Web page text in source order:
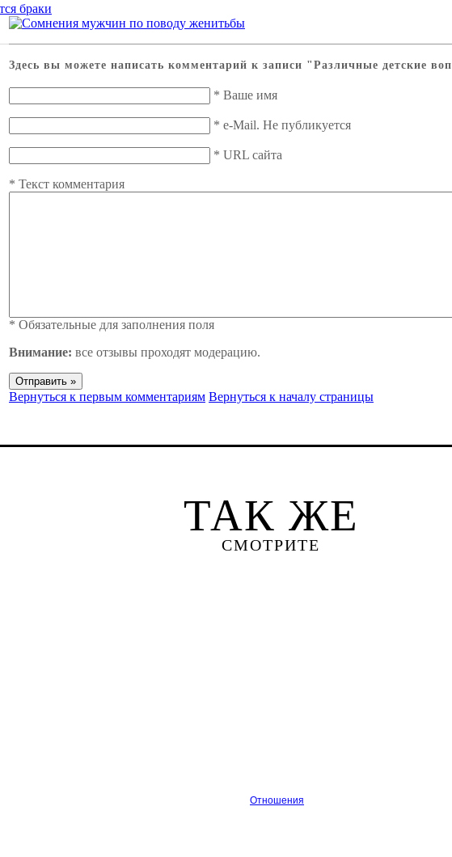
Здесь вы можете написать комментарий к записи "Различные детские
* Ваше имя
* e-Mail. Не публикуется
* URL сайта
* Текст комментария
* Обязательные для заполнения поля
Внимание: все отзывы проходят модерацию.
Вернуться к первым комментариям Вернуться к началу страницы
ТАК ЖЕ
СМОТРИТЕ
Отношения